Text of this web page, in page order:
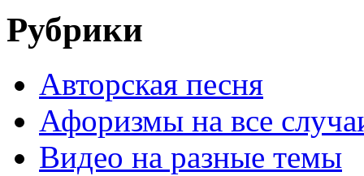
Рубрики
Авторская песня
Афоризмы на все
Видео на разные темы